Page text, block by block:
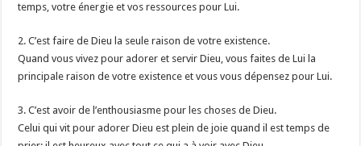
temps, votre énergie et vos ressources pour Lui.
2. C’est faire de Dieu la seule raison de votre existence.
Quand vous vivez pour adorer et servir Dieu, vous faites de Lui la
principale raison de votre existence et vous vous dépensez pour Lui.
3. C’est avoir de l’enthousiasme pour les choses de Dieu.
Celui qui vit pour adorer Dieu est plein de joie quand il est temps de